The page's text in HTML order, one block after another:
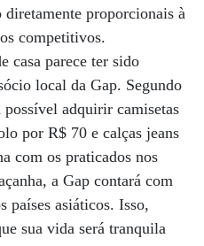
diretamente proporcionais à
competitivos.
casa parece ter sido
local da Gap. Segundo
possível adquirir camisetas
por R$ 70 e calças jeans
com os praticados nos
a Gap contará com
países asiáticos. Isso,
sua vida será tranquila